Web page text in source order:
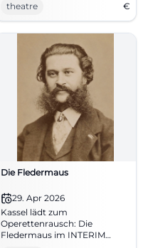
Musik und Humor erwartet
Sie.
theatre €
Die Fledermaus
29. Apr 2026
Kassel lädt zum
Operettenrausch: Die
Fledermaus im INTERIM